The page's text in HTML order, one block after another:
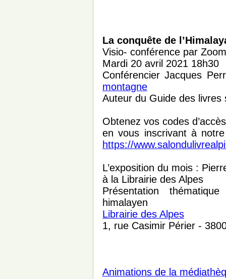
La conquête de
Visio- conférence par
Mardi 20 avril 2021 18h30
Conférencier Jacques
montagne
Auteur du Guide des livres
Obtenez vos codes
en vous inscrivant à
https://
L’exposition du mois :
à la Librairie des Alpes
Présentation
himalayen
Librairie des Alpes
1, rue Casimir Périer -
Animations de la